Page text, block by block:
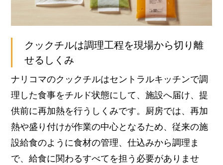
クックチルは調理工程を現場から切り離
せるしくみ
ナリコマのクックチルはセントラルキッチンで調
理した食事をチルド状態にして、施設へ届け、提
供前に再加熱を行うしくみです。 厨房では、再加
熱や盛り付けが作業の中心となるため、従来の施
設給食のように食材の管理、仕込みから調理ま
で、給食に関わるすべてを担う必要がありませ